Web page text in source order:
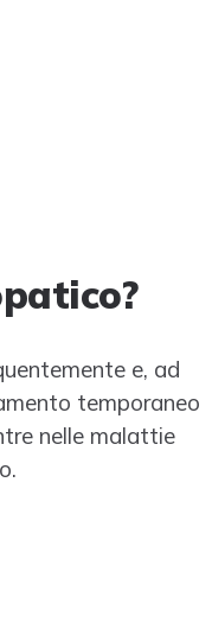
e, ad
temporaneo
nelle malattie